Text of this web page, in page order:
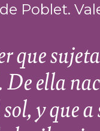
Poblet.
que
ella
y que a